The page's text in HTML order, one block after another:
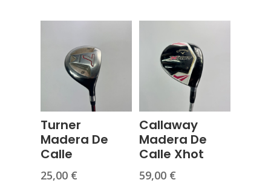
Turner
Madera De
Calle
25,00 €
Callaway
Madera De
Calle Xhot
59,00 €